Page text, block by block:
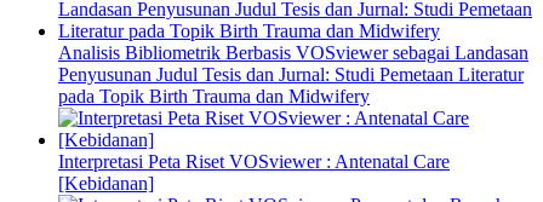
Analisis Bibliometrik Berbasis VOSviewer sebagai Landasan
Penyusunan Judul Tesis dan Jurnal: Studi Pemetaan Literatur
pada Topik Birth Trauma dan Midwifery
Interpretasi Peta Riset VOSviewer : Antenatal Care
[Kebidanan]